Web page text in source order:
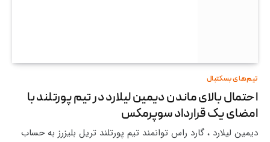
تیم‌های بسکتبال
احتمال بالای ماندن دیمین لیلارد در تیم پورتلند با
امضای یک قرارداد سوپرمکس
دیمین لیلارد ، گارد راس توانمند تیم پورتلند تریل بلیزرز به حساب